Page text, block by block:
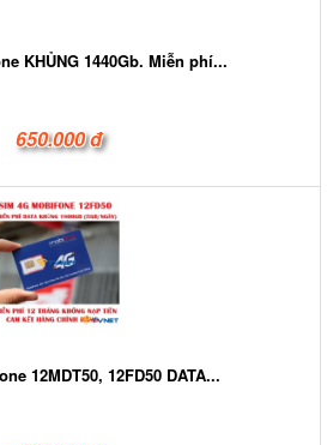
KHỦNG 1440Gb. Miễn phí...
650.000 đ
12MDT50, 12FD50 DATA...